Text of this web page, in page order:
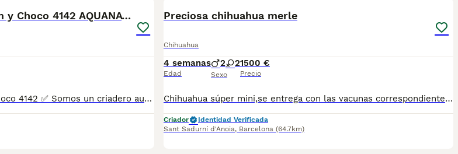
Chihuahua Hembra de Pam y Choco 4142 AQUANATURA
Chihuahua Hembra de Pam y Choco 4142 ✅ Somos un criadero autorizado y certificado por la Generalitat de Catalunya bajo el número de Núcleo Zoológico G25/00314. PARA MÁS INFORMACIÓN: ☎️ 933095977 📱 685878504 / 674320847 🐶 Programa una visita para conocerlos 💻 Más fotos y vídeos en nuestra web www.aquanatura.es 🚙 Hacemos envíos 📌 Calle Roger de Flor 45, muy cerca del Arc de Triomf de Barcelona, de Lunes a Sábados. Se entregan con sus vacunas, desparasitados interna y externamente, con microchip y su registro, cartilla sanitaria y contrato de garantías, documentación legal y factura. AQUANATURA
Preciosa chihuahua merle
Chihuahua
4 semanas
Edad
2 2
Sexo
1500 €
Precio
Chihuahua súper mini,se entrega con las vacunas correspondientes chip y kip alimentación.Para más información escribir o llamar al 682908382
Criador
Identidad Verificada
Sant Sadurní d'Anoia, Barcelona (64.7km)